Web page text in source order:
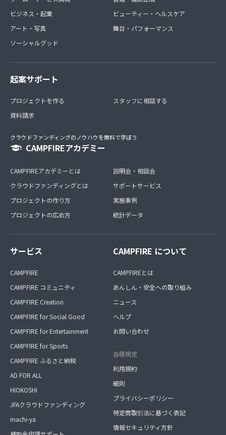
ビジネス・起業
アート・写真
ソーシャルグッド
ビューティー・ヘルスケア
舞台・パフォーマンス
起案サポート
プロジェクトを作る
資料請求
スタッフに相談する
クラウドファンディングのノウハウを無料で学ぼう
CAMPFIREアカデミー
CAMPFIREアカデミーとは
クラウドファンディングとは
プロジェクトの作り方
プロジェクトの広め方
説明会・相談会
サポートサービス
実施事例
統計データ
サービス
CAMPFIRE
CAMPFIRE コミュニティ
CAMPFIRE Creation
CAMPFIRE for Social Good
CAMPFIRE for Entertainment
CAMPFIRE for Sports
CAMPFIRE ふるさと納税
AD FOR ALL
HIOKOSHI
JFAクラウドファンディング
machi-ya
CAMPFIRE について
CAMPFIREとは
あんしん・安全への取り組み
ニュース
ヘルプ
お問い合わせ
各種規定
利用規約
細則
プライバシーポリシー
特定商取引法に基づく表記
情報セキュリティ方針